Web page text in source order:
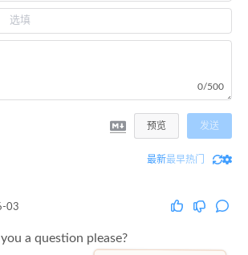
0/500
预览 发送
最新最早热门
03
a question please?